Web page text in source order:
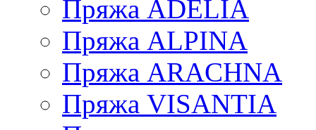
Пряжа ADELIA
Пряжа ALPINA
Пряжа ARACHNA
Пряжа VISANTIA